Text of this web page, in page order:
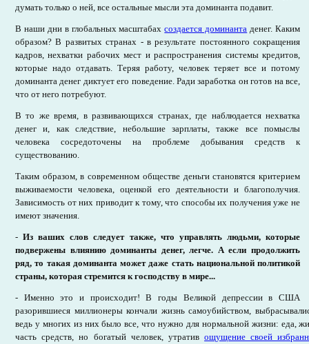
думать только о ней, все остальные мысли эта доминанта подавит.
В наши дни в глобальных масштабахсоздается доминанта денег. Каким
образом? В развитых странах - в результате постоянного сокращения
кадров, нехватки рабочих мест и распространения системы кредитов,
которые надо отдавать. Теряя работу, человек теряет все и потому
доминанта денег диктует его поведение. Ради заработка он готов на все,
что от него потребуют.
В то же время, в развивающихся странах, где наблюдается нехватка
денег и, как следствие, небольшие зарплаты, также все помыслы
человека сосредоточены на проблеме добывания средств к
существованию.
Таким образом, в современном обществе деньги становятся критерием
выживаемости человека, оценкой его деятельности и благополучия.
Зависимость от них приводит к тому, что способы их получения уже не
имеют значения.
-Из ваших слов следует также, что управлять людьми, которые
подвержены влиянию доминанты денег, легче. А если продолжить
ряд, то такая доминанта может даже стать национальной политикой
страны, которая стремится к господству в мире...
- Именно это и происходит! В годы Великой депрессии в США
разорившиеся миллионеры кончали жизнь самоубийством,
ведь у многих из них было все, что нужно для нормальной жизни: еда,
часть средств, но богатый человек, утративощущение своей